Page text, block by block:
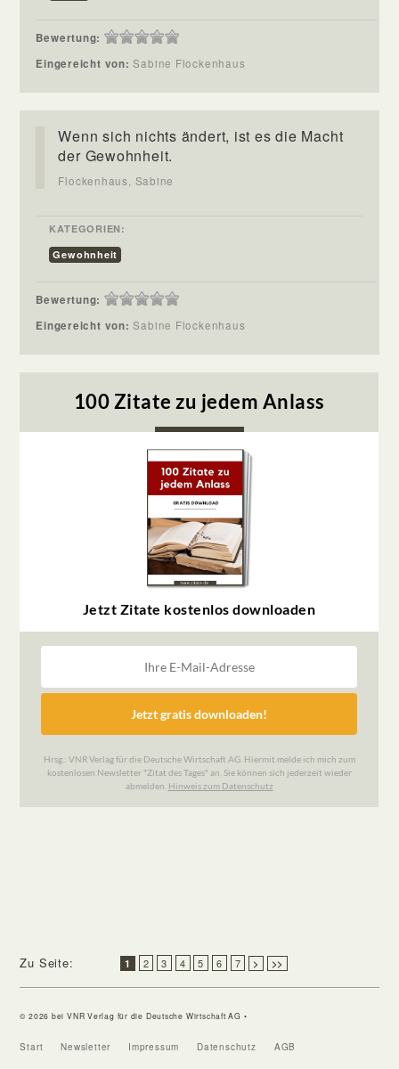
Bewertung:
Eingereicht von:Sabine Flockenhaus
Wenn sich nichts ändert, ist es die Macht
der Gewohnheit.
Flockenhaus, Sabine
KATEGORIEN:
Gewohnheit
Bewertung:
Eingereicht von:Sabine Flockenhaus
Zu Seite: 1 2 3 4 5 6 7 > >>
© 2026 bei VNR Verlag für die Deutsche Wirtschaft AG •
Start Newsletter Impressum Datenschutz AGB